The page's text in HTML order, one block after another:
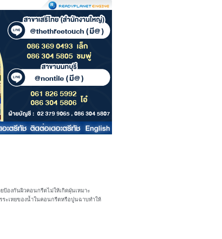
องกันผิวคอนกรีตไม่ให้เกิดฝุ่นเหมาะ
ระเหยของน้ำในคอนกรีตหรือปูนฉาบทำให้